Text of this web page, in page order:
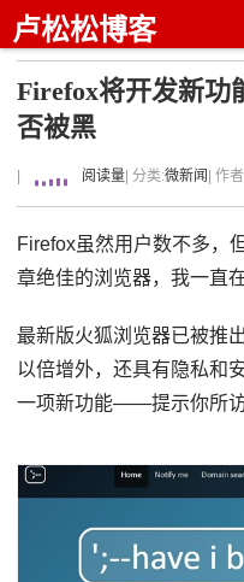
卢松松博客
Firefox将开发新功
否被黑
阅读量 | 分类:微新闻 | 作
Firefox虽然用户数不多，
章绝佳的浏览器，我一直
最新版火狐浏览器已被推
以倍增外，还具有隐私和
一项新功能——提示你所